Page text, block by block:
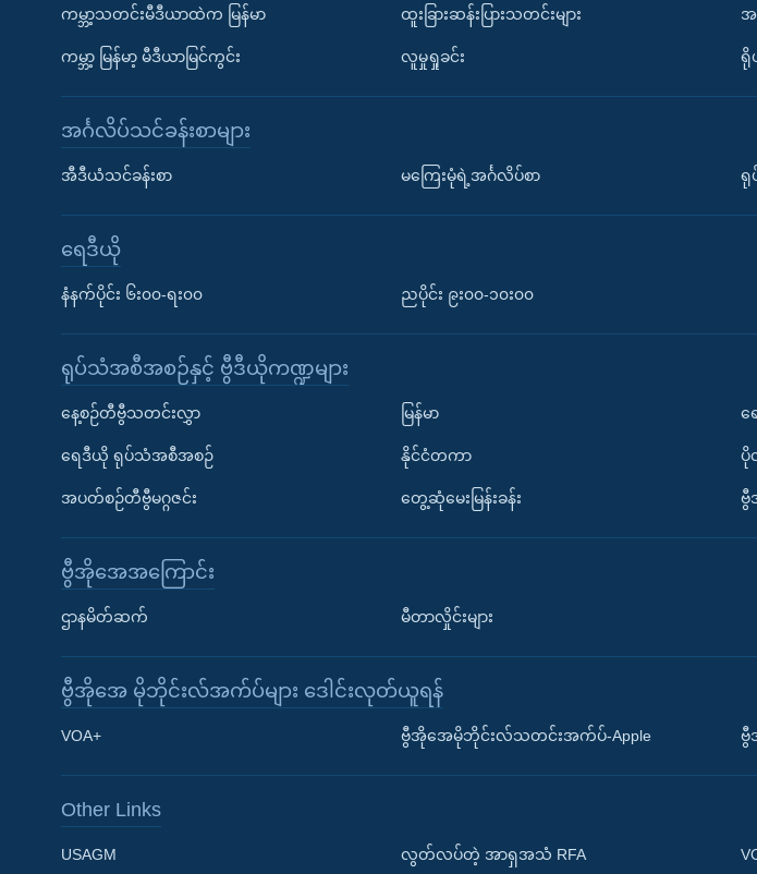
Learning English
ကမ္ဘာ့သတင်းမီဒီယာထဲက မြန်မာ
ကမ္ဘာ့ မြန်မာ့ မီဒီယာမြင်ကွင်း
ထူးခြားဆန်းပြားသတင်းများ
လူမှုရှုခင်း
အ
ရို
အင်္ဂလိပ်သင်ခန်းစာများ
အီဒီယံသင်ခန်းစာ မကြေးမုံရဲ့အင်္ဂလိပ်စာ ရု
ရေဒီယို
နံနက်ပိုင်း ၆း၀၀-ရး၀၀ ညပိုင်း ၉း၀၀-၁၀း၀၀
ရုပ်သံအစီအစဉ်နှင့် ဗွီဒီယိုကဏ္ဍများ
နေ့စဉ်တီဗွီသတင်းလွှာ
ရေဒီယို ရုပ်သံအစီအစဉ်
အပတ်စဉ်တီဗွီမဂ္ဂဇင်း
မြန်မာ
နိုင်ငံတကာ
တွေ့ဆုံမေးမြန်းခန်း
ရ
ပို
ဗွီ
ဗွီအိုအေအကြောင်း
ဌာနမိတ်ဆက် မီတာလှိုင်းများ
ဗွီအိုအေ မိုဘိုင်းလ်အက်ပ်များ ဒေါင်းလုတ်ယူရန်
VOA+ ဗွီအိုအေမိုဘိုင်းလ်သတင်းအက်ပ်-Apple ဗွီ
Other Links
USAGM လွတ်လပ်တဲ့ အာရှအသံ RFA